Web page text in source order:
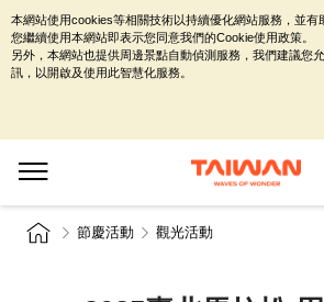
節慶活動 觀光活動
本網站使用cookies等相關技術以持續優化網站服務，並有
您繼續使用本網站即表示您同意我們的Cookie使用政策。
另外，本網站也提供周邊景點自動偵測服務，我們建議您
訊，以開啟及使用此智慧化服務。